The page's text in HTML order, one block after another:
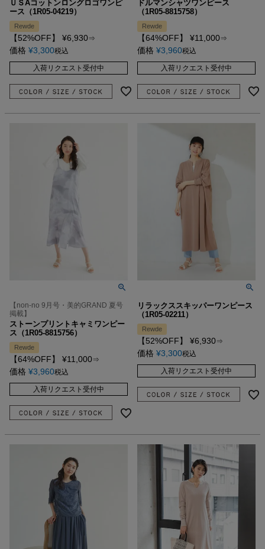
ＵＳAコットンロングロゴワンピ
ース（1R05-04219）
Rewde
【52%OFF】 ¥6,930⇒
価格 ¥3,300税込
入荷リクエスト受付中
ドルマンシャツワンピース
（1R05-8815758）
Rewde
【64%OFF】 ¥11,000⇒
価格 ¥3,960税込
入荷リクエスト受付中
【non-no 9月号・美的GRAND 夏号
掲載】
ストーンプリントキャミワンピー
ス（1R05-8815756）
Rewde
【64%OFF】 ¥11,000⇒
価格 ¥3,960税込
入荷リクエスト受付中
リラックススキッパーワンピース
（1R05-02211）
Rewde
【52%OFF】 ¥6,930⇒
価格 ¥3,300税込
入荷リクエスト受付中